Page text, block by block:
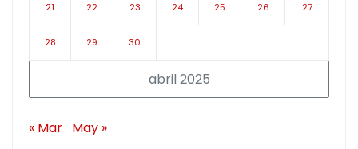
abril 2025
21 22 23 24 25 26 27
28 29 30
« Mar May »